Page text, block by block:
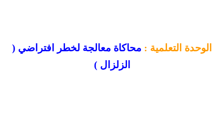
الوحدة التعلمية : محاكاة معالجة لخطر افتراضي (
الزلزال )